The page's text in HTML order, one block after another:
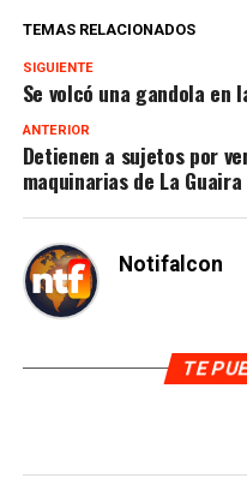
TEMAS RELACIONADOS
SIGUIENTE
Se volcó una gandola en
ANTERIOR
Detienen a sujetos por
maquinarias de La Guaira
Notifalcon
TE